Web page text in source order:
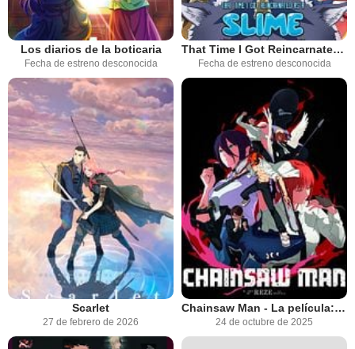
Los diarios de la boticaria
Fecha de estreno desconocida
That Time I Got Reincarnated as a Slime
Fecha de estreno desconocida
Scarlet
27 de febrero de 2026
Chainsaw Man - La película: El arco de Reze
24 de octubre de 2025